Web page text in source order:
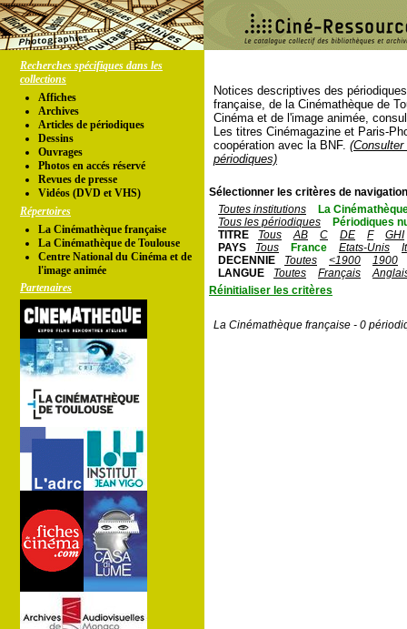
Recherches spécifiques dans les
collections
Affiches
Archives
Articles de périodiques
Dessins
Ouvrages
Photos en accés réservé
Revues de presse
Vidéos (DVD et VHS)
Répertoires
La Cinémathèque française
La Cinémathèque de Toulouse
Centre National du Cinéma et de
l'image animée
Partenaires
Notices descriptives des
française, de la Cinémathèque de
Cinéma et de l'image animée,
Les titres Cinémagazine et Paris-
coopération avec la BNF.
périodiques)
Sélectionner les critères de
Toutes institutions
La
Tous les périodiques
Périodiques
TITRE
Tous AB C DE F
GHI
PAYS
Tous France Etats-Unis
DECENNIE
Toutes <1900
1900
LANGUE
Toutes Français
Réinitialiser les critères
La Cinémathèque française - 0